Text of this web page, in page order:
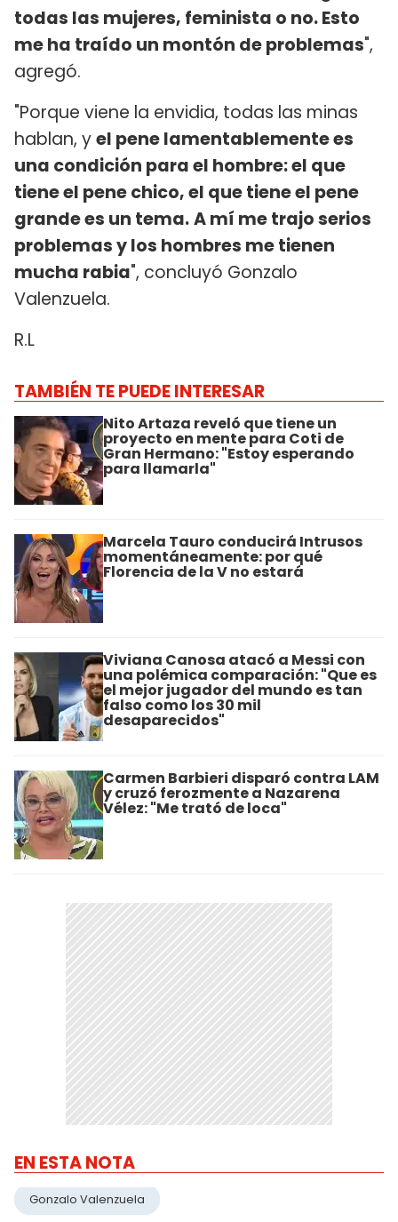
todas las mujeres, feminista o no. Esto
me ha traído un montón de problemas",
agregó.
"Porque viene la envidia, todas las minas
hablan, yel pene lamentablemente es
una condición para el hombre: el que
tiene el pene chico, el que tiene el pene
grande es un tema.A mí me trajo serios
problemas y los hombres me tienen
mucha rabia", concluyó Gonzalo
Valenzuela.
R.L
TAMBIÉN TE PUEDE INTERESAR
Nito Artaza reveló que tiene un
proyecto en mente para Coti de
Gran Hermano: "Estoy esperando
para llamarla"
Marcela Tauro conducirá Intrusos
momentáneamente: por qué
Florencia de la V no estará
Viviana Canosa atacó a Messi con
una polémica comparación: "Que es
el mejor jugador del mundo es tan
falso como los 30 mil
desaparecidos"
Carmen Barbieri disparó contra LAM
y cruzó ferozmente a Nazarena
Vélez: "Me trató de loca"
EN ESTA NOTA
Gonzalo Valenzuela